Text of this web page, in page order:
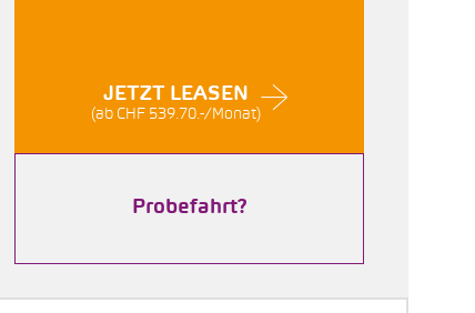
JETZT LEASEN
(ab CHF 539.70.-/Monat)
Probefahrt?